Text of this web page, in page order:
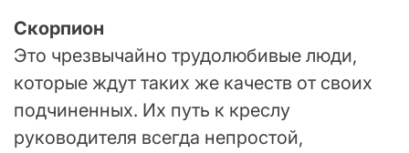
Скорпион
Это чрезвычайно трудолюбивые люди,
которые ждут таких же качеств от своих
подчиненных. Их путь к креслу
руководителя всегда непростой,